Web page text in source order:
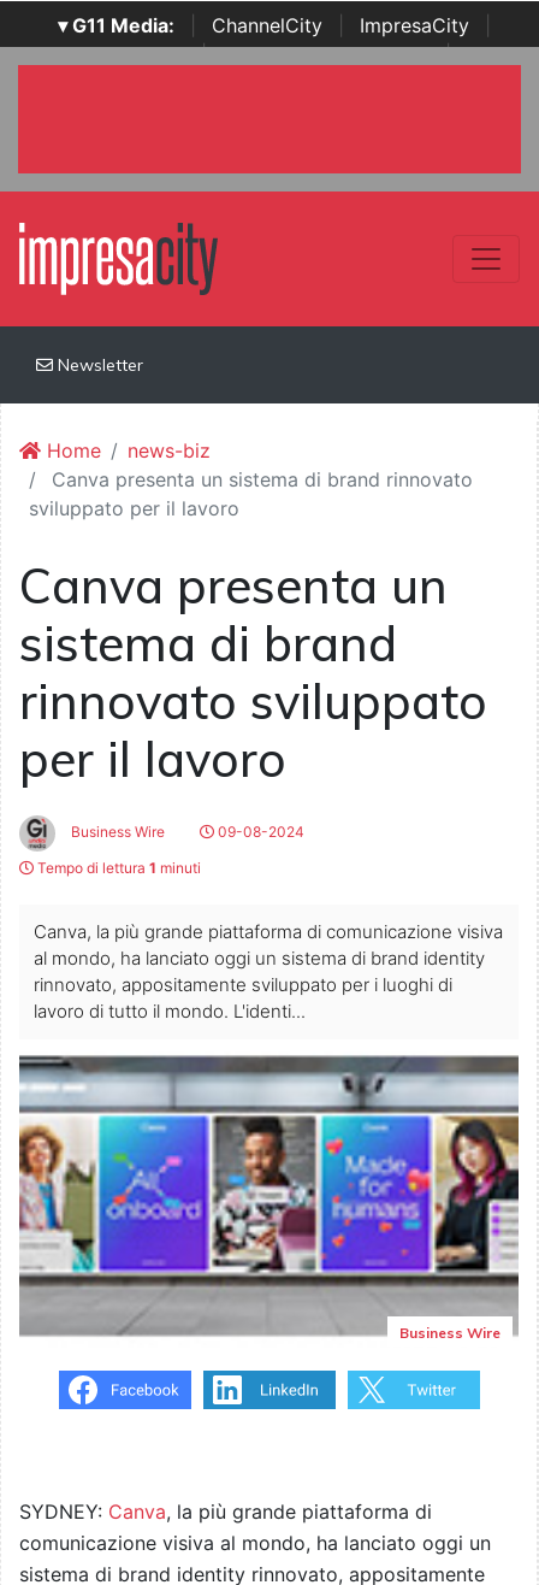
▾ G11 Media: ChannelCity ImpresaCity
SecurityOpenLab | Italian Channel Awards | Italian
Newsletter
Home
news-biz
Canva presenta un sistema di brand rinnovato
sviluppato per il lavoro
Canva presenta un
sistema di brand
rinnovato sviluppato
per il lavoro
Business Wire
09-08-2024
Tempo di lettura 1 minuti
Canva, la più grande piattaforma di comunicazione visiva
al mondo, ha lanciato oggi un sistema di brand identity
rinnovato, appositamente sviluppato per i luoghi di
lavoro di tutto il mondo. L'identi...
Business Wire
SYDNEY: Canva, la più grande piattaforma di
comunicazione visiva al mondo, ha lanciato oggi un
sistema di brand identity rinnovato, appositamente